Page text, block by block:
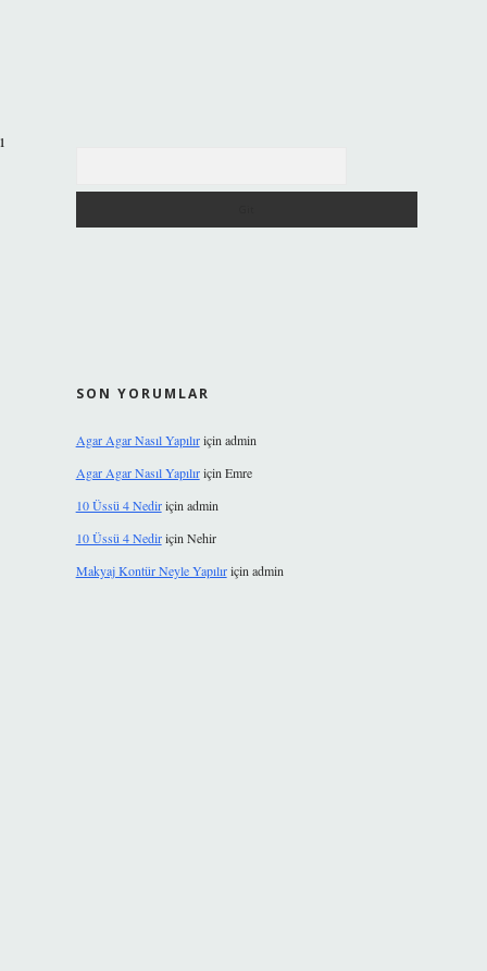
SON YORUMLAR
Agar Agar Nasıl Yapılıriçin admin
Agar Agar Nasıl Yapılıriçin Emre
10 Üssü 4 Nediriçin admin
10 Üssü 4 Nediriçin Nehir
Makyaj Kontür Neyle Yapılıriçin admin